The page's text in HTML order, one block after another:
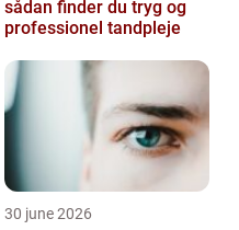
sådan finder du tryg og
professionel tandpleje
30 june 2026